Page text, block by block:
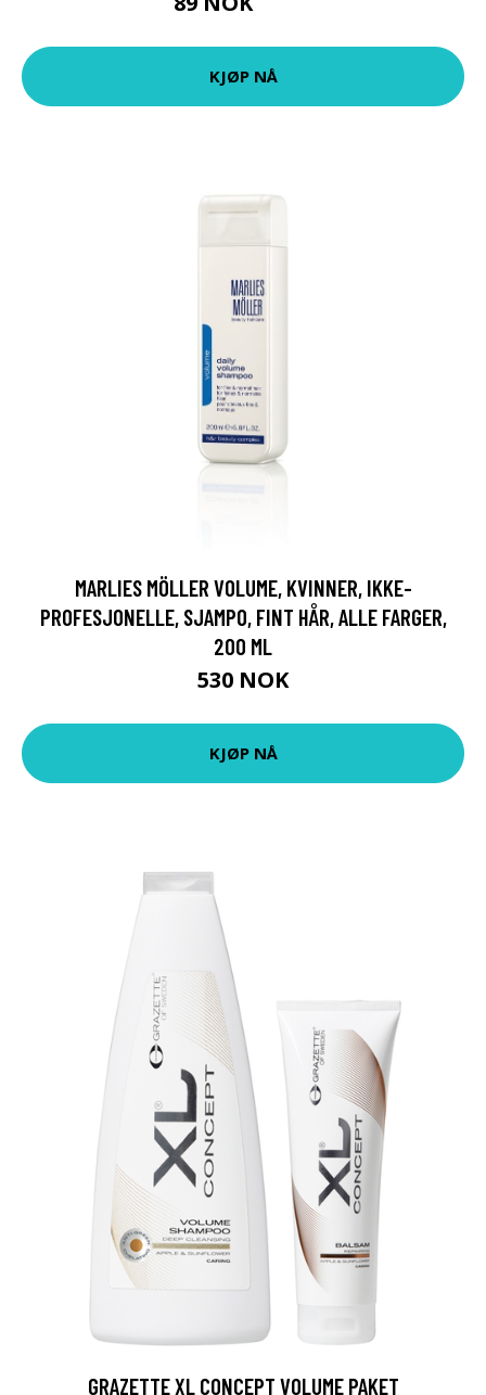
KJØP NÅ
MARLIES MÖLLER VOLUME, KVINNER, IKKE-
PROFESJONELLE, SJAMPO, FINT HÅR, ALLE FARGER,
200 ML
530 NOK
KJØP NÅ
GRAZETTE XL CONCEPT VOLUME PAKET